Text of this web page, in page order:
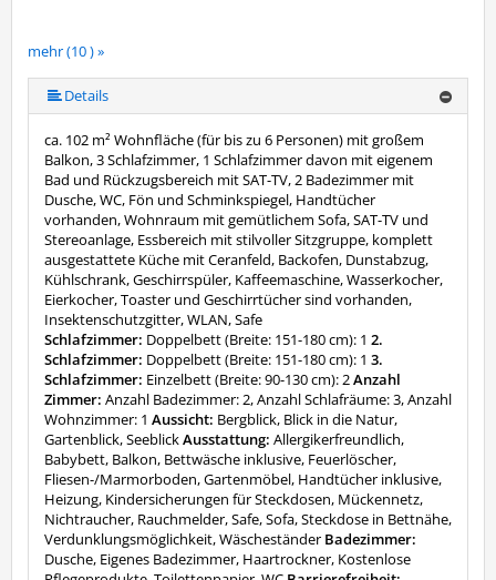
mehr (10 ) »
mehr (10 ) »
mehr (10 ) »
mehr (10 ) »
mehr (10 ) »
mehr (10 ) »
mehr (10 ) »
Details
ca. 102 m² Wohnfläche (für bis zu 6 Personen) mit großem
Balkon, 3 Schlafzimmer, 1 Schlafzimmer davon mit eigenem
Bad und Rückzugsbereich mit SAT-TV, 2 Badezimmer mit
Dusche, WC, Fön und Schminkspiegel, Handtücher
vorhanden, Wohnraum mit gemütlichem Sofa, SAT-TV und
Stereoanlage, Essbereich mit stilvoller Sitzgruppe, komplett
ausgestattete Küche mit Ceranfeld, Backofen, Dunstabzug,
Kühlschrank, Geschirrspüler, Kaffeemaschine, Wasserkocher,
Eierkocher, Toaster und Geschirrtücher sind vorhanden,
Insektenschutzgitter, WLAN, Safe
Schlafzimmer: Doppelbett (Breite: 151-180 cm): 1 2.
Schlafzimmer: Doppelbett (Breite: 151-180 cm): 1 3.
Schlafzimmer: Einzelbett (Breite: 90-130 cm): 2Anzahl
Zimmer: Anzahl Badezimmer: 2, Anzahl Schlafräume: 3, Anzahl
Wohnzimmer: 1 Aussicht: Bergblick, Blick in die Natur,
Gartenblick, SeeblickAusstattung: Allergikerfreundlich,
Babybett, Balkon, Bettwäsche inklusive, Feuerlöscher,
Fliesen-/Marmorboden, Gartenmöbel, Handtücher inklusive,
Heizung, Kindersicherungen für Steckdosen, Mückennetz,
Nichtraucher, Rauchmelder, Safe, Sofa, Steckdose in Bettnähe,
Verdunklungsmöglichkeit, Wäscheständer Badezimmer:
Dusche, Eigenes Badezimmer, Haartrockner, Kostenlose